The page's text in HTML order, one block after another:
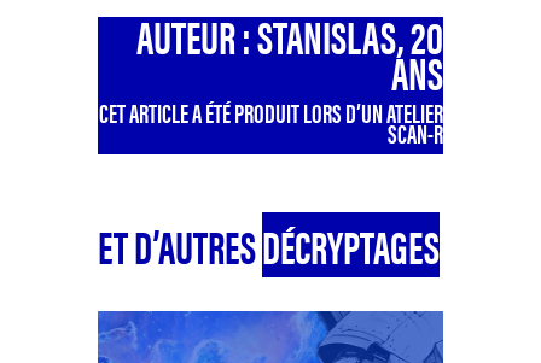
AUTEUR : STANISLAS, 20
ANS
CET ARTICLE A ÉTÉ PRODUIT LORS D’UN ATELIER
SCAN-R
ET D’AUTRESDÉCRYPTAGES